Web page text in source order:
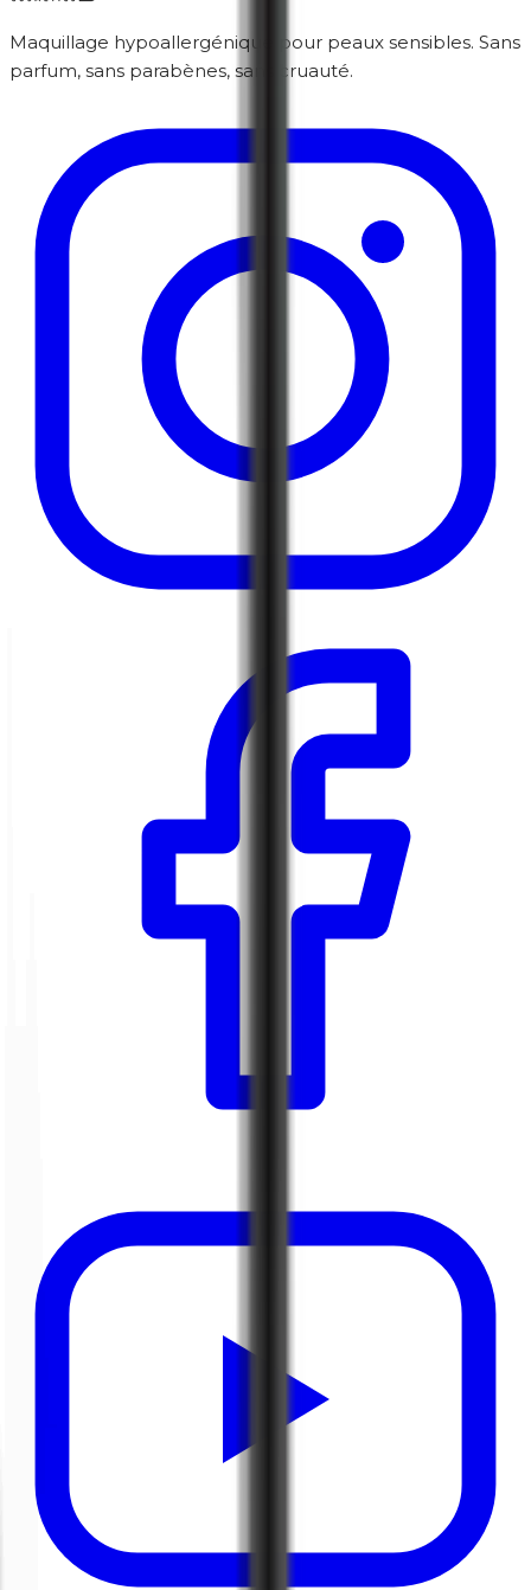
Maquillage hypoallergénique pour peaux sensibles. Sans
parfum, sans parabènes, sans cruauté.